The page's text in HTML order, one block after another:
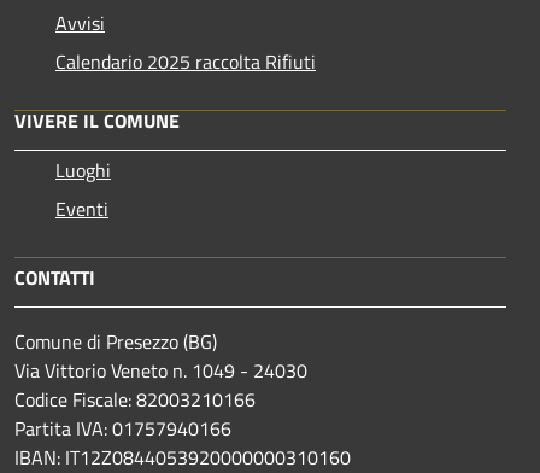
Avvisi
Calendario 2025 raccolta Rifiuti
VIVERE IL COMUNE
Luoghi
Eventi
CONTATTI
Comune di Presezzo (BG)
Via Vittorio Veneto n. 1049 - 24030
Codice Fiscale: 82003210166
Partita IVA: 01757940166
IBAN: IT12Z0844053920000000310160